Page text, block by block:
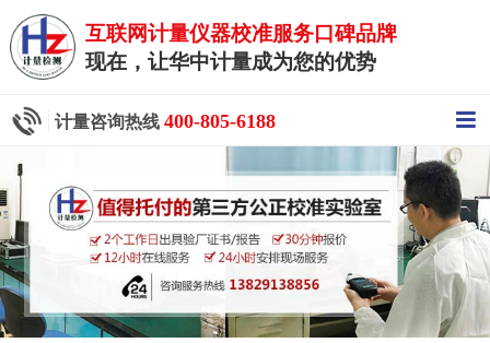
互联网计量仪器校准服务口碑品牌
现在，让华中计量成为您的优势
计量咨询热线 400-805-6188